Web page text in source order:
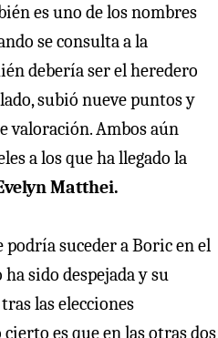
es uno de los nombres
se consulta a la
debería ser el heredero
subió nueve puntos y
valoración. Ambos aún
a los que ha llegado la
Matthei.
suceder a Boric en el
sido despejada y su
las elecciones
es que en las otras dos